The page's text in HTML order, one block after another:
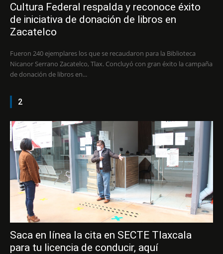
Cultura Federal respalda y reconoce éxito
de iniciativa de donación de libros en
Zacatelco
Fueron 240 ejemplares los que se recaudaron para la Biblioteca
Nicanor Serrano Zacatelco, Tlax. Concluyó con gran éxito la campaña
de donación de libros en...
2
Saca en línea la cita en SECTE Tlaxcala
para tu licencia de conducir, aquí